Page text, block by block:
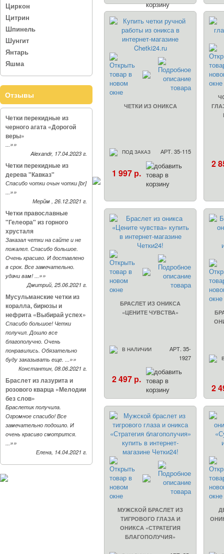
Циркон
Цитрин
Шпинель
Шунгит
Янтарь
Яшма
Отзывы
Четки перекидные из
черного агата «Дорогой
веры»
...»»
Alexandr, 17.04.2023 г.
Четки перекидные из
дерева "Кавказ"
Спасибо чотки очын чотки [br]
...»»
Мерйм , 26.12.2021 г.
Четки православные
"Гелеора" из горного
хрусталя
Заказал четки на сайте и не
пожалел. Спасибо большое.
Очень красиво. И доставлено
в срок. Все замечательно.
удачи вам! ...»»
Дмитрий, 25.06.2021 г.
Мусульманские четки из
коралла, бирюзы и
нефрита «Выбирай успех»
Спасибо большое! Четки
получил. Дошло все
благополучно. Очень
понравились. Обязательно
буду заказывать еще. ...»»
Константин, 08.06.2021 г.
Браслет из лазурита и
розового кварца «Мелодии
без слов»
Браслетик получила.
Огромное спасибо! Все
замечательно подошло. И
очень красиво смотрится.
...»»
Елена, 14.04.2021 г.
ЧЕТКИ ИЗ ОНИКСА
ПОД ЗАКАЗ АРТ. 35-115
1 997 р.
2
БРАСЛЕТ ИЗ ОНИКСА
«ЦЕНИТЕ ЧУВСТВА»
В НАЛИЧИИ
АРТ. 35-
1927
2 497 р.
2
МУЖСКОЙ БРАСЛЕТ ИЗ
ТИГРОВОГО ГЛАЗА И
ОНИКСА «СТРАТЕГИЯ
БЛАГОПОЛУЧИЯ»